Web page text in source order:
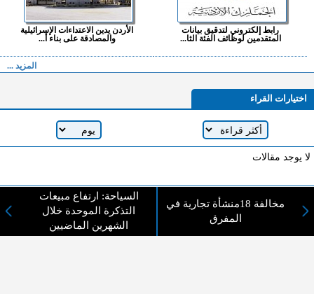
رابط إلكتروني لتدقيق بيانات
المتقدمين لوظائف الفئة الثا...
الأردن يدين الاعتداءات الإسرائيلية
والمصادقة على بناء أ...
المزيد ...
اختيارات القراء
لا يوجد مقالات
مخالفة 18منشأة تجارية في
المفرق
السياحة: ارتفاع مبيعات
التذكرة الموحدة خلال
الشهرين الماضيين
لا مانع من الإقتباس وإعادة النشر شريط ذكر المصدر ( المدينة نيوز ) - الآراء والتعليقات
المنشورة تعبر عن رأي أصحابها فقط